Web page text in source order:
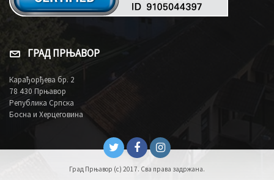
ГРАД ПРЊАВОР
Карађорђева бр. 2
78 430 Прњавор
Република Српска
Босна и Херцеговина
Град Прњавор (c) 2017. Сва права задржана.